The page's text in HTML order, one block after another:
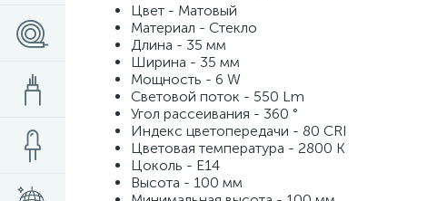
Цвет - Матовый
Материал - Стекло
Длина - 35 мм
Ширина - 35 мм
Мощность - 6 W
Световой поток - 550 Lm
Угол рассеивания - 360 °
Индекс цветопередачи - 80 CRI
Цветовая температура - 2800 K
Цоколь - E14
Высота - 100 мм